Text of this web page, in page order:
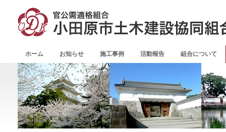
ホーム お知らせ 施工事例 活動報告 組合について